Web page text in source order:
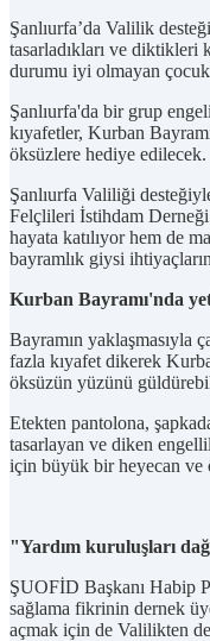
Şanlıurfa’da Valilik
tasarladıkları ve diktikleri
durumu iyi olmayan
Şanlıurfa'da bir grup
kıyafetler, Kurban
öksüzlere hediye edilecek.
Şanlıurfa Valiliği
Felçlileri İstihdam
hayata katılıyor hem de
bayramlık giysi
Kurban Bayramı'nda
Bayramın yaklaşmasıyla
fazla kıyafet dikerek
öksüzün yüzünü
Etekten pantolona,
tasarlayan ve diken
için büyük bir heyecan ve
"Yardım kuruluşları
ŞUOFİD Başkanı Habip
sağlama fikrinin dernek
açmak için de Valilikten